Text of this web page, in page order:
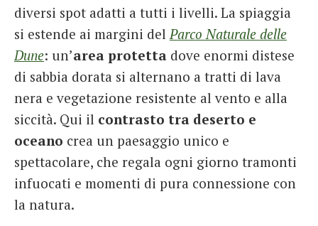
diversi spot adatti a tutti i livelli. La spiaggia
si estende ai margini delParco Naturale delle
Dune: un’area protetta dove enormi distese
di sabbia dorata si alternano a tratti di lava
nera e vegetazione resistente al vento e alla
siccità. Qui il contrasto tra deserto e
oceano crea un paesaggio unico e
spettacolare, che regala ogni giorno tramonti
infuocati e momenti di pura connessione con
la natura.